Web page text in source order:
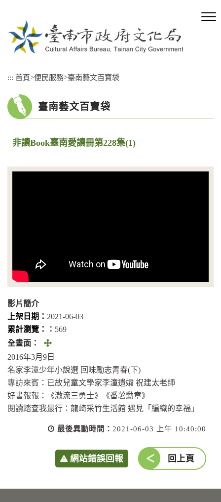
::: 首頁>便民服務>臺南藝文百寶袋
臺南藝文百寶袋
非讀Book臺南愛讀冊第228集(1)
影片簡介
上架日期： 2021-06-03
累計瀏覽：︰ 569
全畫面：
全
畫
面
(另
開
視
2016年3月9日
名家李潼少年小說選 回味勵志青春(下)
專訪來賓：已故兒童文學家李潼遺孀 祝建太老師
好書報報：《激流三勇士》《番薯勳章》
閱讀踏查我最行：龍崎采竹生活館 遇見「編織的幸福」
最後異動時間： 2021-06-03 上午 10:40:00
網站錯誤回報 回上頁